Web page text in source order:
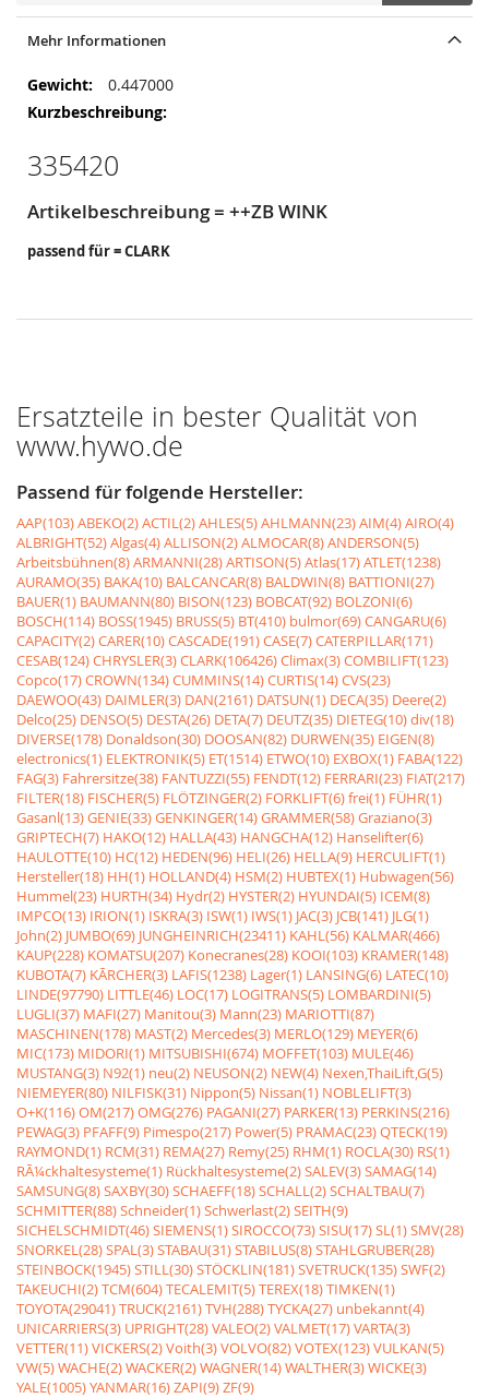
Mehr Informationen
Mehr
Informationen
0.447000
335420
Artikelbeschreibung = ++ZB WINK
passend für = CLARK
Ersatzteile in bester Qualität von
www.hywo.de
Passend für folgende Hersteller:
AAP(103)ABEKO(2)ACTIL(2)AHLES(5)AHLMANN(23)AIM(4)AIRO(4)
ALBRIGHT(52)Algas(4)ALLISON(2)ALMOCAR(8)ANDERSON(5)
Arbeitsbühnen(8)ARMANNI(28)ARTISON(5)Atlas(17)ATLET(1238)
AURAMO(35) BAKA(10) BALCANCAR(8) BALDWIN(8) BATTIONI(27)
BAUER(1) BAUMANN(80) BISON(123) BOBCAT(92) BOLZONI(6)
BOSCH(114) BOSS(1945) BRUSS(5) BT(410) bulmor(69)CANGARU(6)
CAPACITY(2)CARER(10)CASCADE(191)CASE(7)CATERPILLAR(171)
CESAB(124)CHRYSLER(3)CLARK(106426)Climax(3)COMBILIFT(123)
Copco(17)CROWN(134)CUMMINS(14)CURTIS(14)CVS(23)
DAEWOO(43) DAIMLER(3) DAN(2161) DATSUN(1) DECA(35) Deere(2)
Delco(25) DENSO(5) DESTA(26) DETA(7) DEUTZ(35) DIETEG(10)div(18)
DIVERSE(178) Donaldson(30) DOOSAN(82) DURWEN(35) EIGEN(8)
electronics(1) ELEKTRONIK(5) ET(1514) ETWO(10) EXBOX(1) FABA(122)
FAG(3) Fahrersitze(38) FANTUZZI(55) FENDT(12) FERRARI(23) FIAT(217)
FILTER(18) FISCHER(5) FLÖTZINGER(2) FORKLIFT(6)frei(1) FÜHR(1)
Gasanl(13)GENIE(33)GENKINGER(14)GRAMMER(58)Graziano(3)
GRIPTECH(7) HAKO(12) HALLA(43) HANGCHA(12) Hanselifter(6)
HAULOTTE(10) HC(12) HEDEN(96) HELI(26) HELLA(9) HERCULIFT(1)
Hersteller(18) HH(1) HOLLAND(4) HSM(2) HUBTEX(1) Hubwagen(56)
Hummel(23) HURTH(34) Hydr(2) HYSTER(2) HYUNDAI(5) ICEM(8)
IMPCO(13) IRION(1) ISKRA(3) ISW(1) IWS(1) JAC(3) JCB(141) JLG(1)
John(2) JUMBO(69) JUNGHEINRICH(23411) KAHL(56) KALMAR(466)
KAUP(228) KOMATSU(207) Konecranes(28) KOOI(103) KRAMER(148)
KUBOTA(7) KÃRCHER(3) LAFIS(1238) Lager(1) LANSING(6) LATEC(10)
LINDE(97790) LITTLE(46) LOC(17) LOGITRANS(5) LOMBARDINI(5)
LUGLI(37) MAFI(27) Manitou(3) Mann(23) MARIOTTI(87)
MASCHINEN(178) MAST(2) Mercedes(3) MERLO(129) MEYER(6)
MIC(173) MIDORI(1) MITSUBISHI(674) MOFFET(103) MULE(46)
MUSTANG(3) N92(1) neu(2) NEUSON(2) NEW(4) Nexen,ThaiLift,G(5)
NIEMEYER(80) NILFISK(31) Nippon(5) Nissan(1) NOBLELIFT(3)
O+K(116)OM(217)OMG(276) PAGANI(27) PARKER(13) PERKINS(216)
PEWAG(3) PFAFF(9) Pimespo(217) Power(5) PRAMAC(23)QTECK(19)
RAYMOND(1) RCM(31) REMA(27) Remy(25) RHM(1) ROCLA(30) RS(1)
RÃ¼ckhaltesysteme(1) Rückhaltesysteme(2)SALEV(3)SAMAG(14)
SAMSUNG(8)SAXBY(30)SCHAEFF(18)SCHALL(2)SCHALTBAU(7)
SCHMITTER(88)Schneider(1)Schwerlast(2)SEITH(9)
SICHELSCHMIDT(46)SIEMENS(1)SIROCCO(73)SISU(17)SL(1)SMV(28)
SNORKEL(28)SPAL(3)STABAU(31)STABILUS(8)STAHLGRUBER(28)
STEINBOCK(1945)STILL(30)STÖCKLIN(181)SVETRUCK(135)SWF(2)
TAKEUCHI(2)TCM(604)TECALEMIT(5)TEREX(18)TIMKEN(1)
TOYOTA(29041)TRUCK(2161)TVH(288)TYCKA(27) unbekannt(4)
UNICARRIERS(3) UPRIGHT(28)VALEO(2)VALMET(17)VARTA(3)
VETTER(11)VICKERS(2)Voith(3)VOLVO(82)VOTEX(123)VULKAN(5)
VW(5)WACHE(2)WACKER(2)WAGNER(14)WALTHER(3)WICKE(3)
YALE(1005)YANMAR(16)ZAPI(9)ZF(9)